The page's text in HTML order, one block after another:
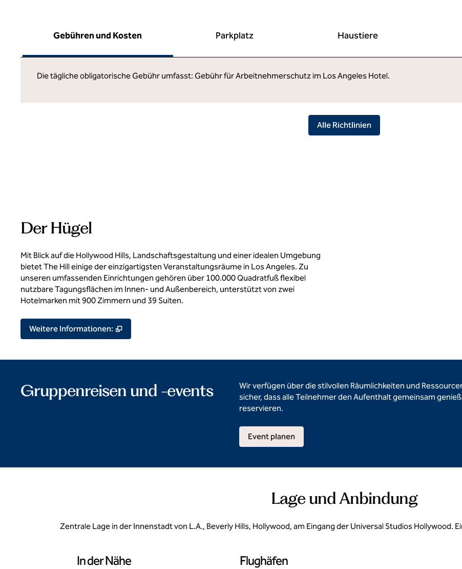
Gebühren und Kosten Parkplatz Haustiere
Die tägliche obligatorische Gebühr umfasst: Gebühr für Arbeitnehmerschutz im Los Angeles Hotel.
Alle Richtlinien
Der Hügel
Mit Blick auf die Hollywood Hills, Landschaftsgestaltung und einer idealen Umgebung
bietet The Hill einige der einzigartigsten Veranstaltungsräume in Los Angeles. Zu
unseren umfassenden Einrichtungen gehören über 100.000 Quadratfuß flexibel
nutzbare Tagungsflächen im Innen- und Außenbereich, unterstützt von zwei
Hotelmarken mit 900 Zimmern und 39 Suiten.
Weitere Informationen: ,
Gruppenreisen und -events
Wir verfügen über die stilvollen Räumlichkeiten und
sicher, dass alle Teilnehmer den Aufenthalt gemeinsam
reservieren.
Event planen
Lage und Anbindung
Zentrale Lage in der Innenstadt von L.A., Beverly Hills, Hollywood, am Eingang der Universal Studios Hollywood.
In der Nähe Flughäfen